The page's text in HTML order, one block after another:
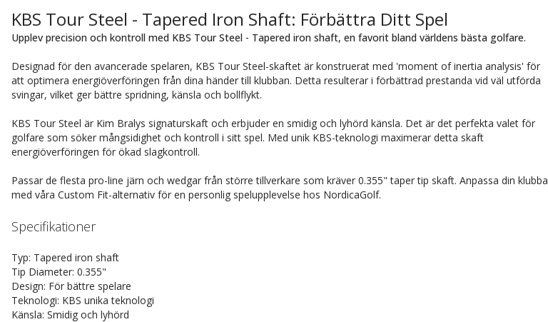
KBS Tour Steel - Tapered Iron Shaft: Förbättra Ditt Spel
Upplev precision och kontroll med KBS Tour Steel - Tapered iron shaft, en favorit bland världens bästa golfare.
Designad för den avancerade spelaren, KBS Tour Steel-skaftet är konstruerat med 'moment of inertia analysis' för
att optimera energiöverföringen från dina händer till klubban. Detta resulterar i förbättrad prestanda vid väl utförda
svingar, vilket ger bättre spridning, känsla och bollflykt.
KBS Tour Steel är Kim Bralys signaturskaft och erbjuder en smidig och lyhörd känsla. Det är det perfekta valet för
golfare som söker mångsidighet och kontroll i sitt spel. Med unik KBS-teknologi maximerar detta skaft
energiöverföringen för ökad slagkontroll.
Passar de flesta pro-line järn och wedgar från större tillverkare som kräver 0.355" taper tip skaft. Anpassa din klubba
med våra Custom Fit-alternativ för en personlig spelupplevelse hos NordicaGolf.
Specifikationer
Typ: Tapered iron shaft
Tip Diameter: 0.355"
Design: För bättre spelare
Teknologi: KBS unika teknologi
Känsla: Smidig och lyhörd